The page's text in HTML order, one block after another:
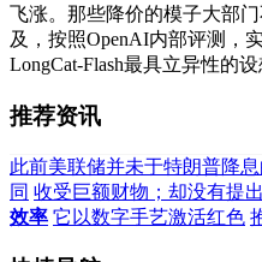
飞涨。那些降价的模子大部
及，按照OpenAI内部评测，
LongCat-Flash最具立异性的
推荐资讯
此前美联储并未于特朗普降
同 收受巨额财物；却没有提
效率 它以数字手艺激活红色